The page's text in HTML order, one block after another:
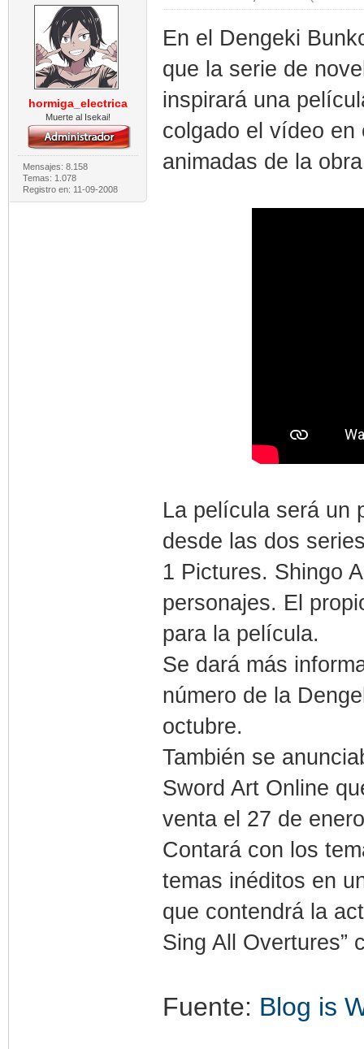
hormiga_electrica
Muerte al Isekai!
Mensajes: 8.158
Temas: 1.078
Registro en: 11-09-2008
En el Dengeki
que la serie de
inspirará una
colgado el vídeo
animadas de la
La película será un
desde las dos
1 Pictures. Shingo
personajes. El
para la película.
Se dará más
número de la
octubre.
También se
Sword Art Online
venta el 27 de
Contará con los
temas inéditos en
que contendrá la
Sing All Overtures”
Fuente: Blog is